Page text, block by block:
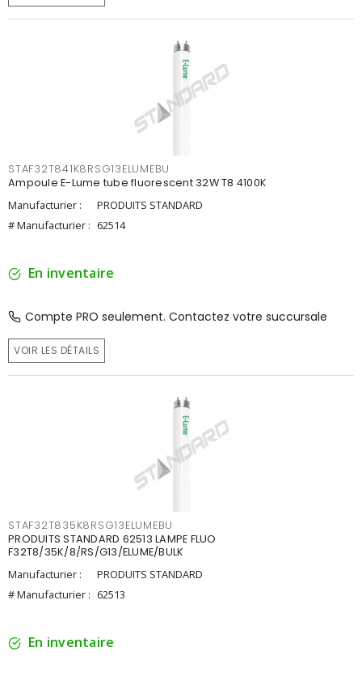
STAF32T841K8RSG13ELUMEBU
Ampoule E-Lume tube fluorescent 32W T8 4100K
Manufacturier :
PRODUITS STANDARD
# Manufacturier : 62514
En inventaire
Compte PRO seulement. Contactez votre succursale
VOIR LES DÉTAILS
STAF32T835K8RSG13ELUMEBU
PRODUITS STANDARD 62513 LAMPE FLUO
F32T8/35K/8/RS/G13/ELUME/BULK
Manufacturier :
PRODUITS STANDARD
# Manufacturier : 62513
En inventaire